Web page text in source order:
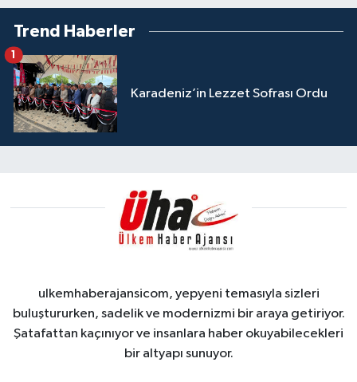
Trend Haberler
Karadeniz’in Lezzet Sofrası Ordu
1
ulkemhaberajansicom, yepyeni temasıyla sizleri
buluştururken, sadelik ve modernizmi bir araya getiriyor.
Şatafattan kaçınıyor ve insanlara haber okuyabilecekleri
bir altyapı sunuyor.